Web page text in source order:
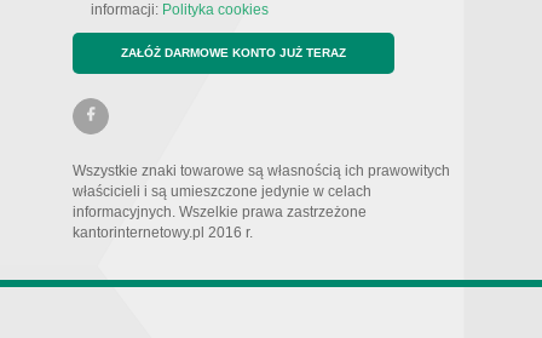
informacji: Polityka cookies
ZAŁÓŻ DARMOWE KONTO JUŻ TERAZ
Wszystkie znaki towarowe są własnością ich prawowitych
właścicieli i są umieszczone jedynie w celach
informacyjnych. Wszelkie prawa zastrzeżone
kantorinternetowy.pl 2016 r.